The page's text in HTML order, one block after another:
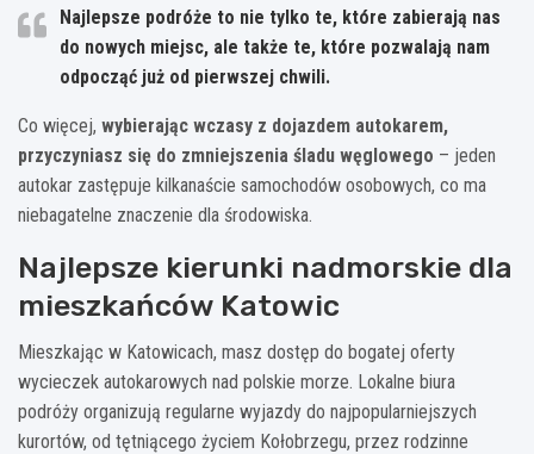
Najlepsze podróże to nie tylko te, które zabierają nas
do nowych miejsc, ale także te, które pozwalają nam
odpocząć już od pierwszej chwili.
Co więcej, wybierając wczasy z dojazdem autokarem,
przyczyniasz się do zmniejszenia śladu węglowego – jeden
autokar zastępuje kilkanaście samochodów osobowych, co ma
niebagatelne znaczenie dla środowiska.
Najlepsze kierunki nadmorskie dla
mieszkańców Katowic
Mieszkając w Katowicach, masz dostęp do bogatej oferty
wycieczek autokarowych nad polskie morze. Lokalne biura
podróży organizują regularne wyjazdy do najpopularniejszych
kurortów, od tętniącego życiem Kołobrzegu, przez rodzinne